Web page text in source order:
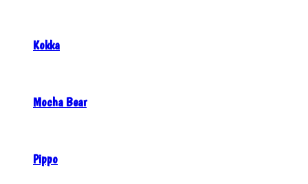
Kokka
Mocha Bear
Pippo